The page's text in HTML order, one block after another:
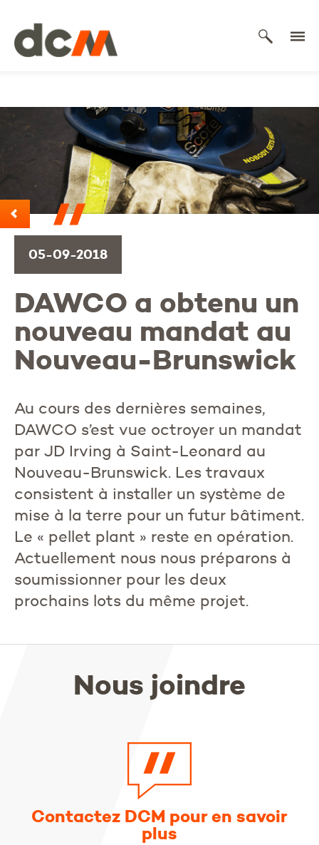
05-09-2018
DAWCO a obtenu un
nouveau mandat au
Nouveau-Brunswick
Au cours des dernières semaines,
DAWCO s’est vue octroyer un mandat
par JD Irving à Saint-Leonard au
Nouveau-Brunswick. Les travaux
consistent à installer un système de
mise à la terre pour un futur bâtiment.
Le « pellet plant » reste en opération.
Actuellement nous nous préparons à
soumissionner pour les deux
prochains lots du même projet.
Nous joindre
Contactez DCM pour en savoir
plus